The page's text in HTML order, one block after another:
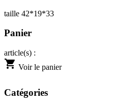
taille 42*19*33
Panier
article(s) :
shopping_cart Voir le panier
Catégories